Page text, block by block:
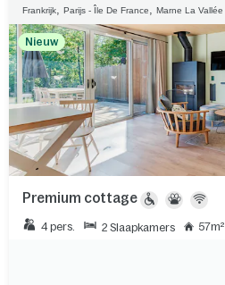
Frankrijk, Parijs - Île De France, Marne La Vallée
Nieuw
Premium cottage
4 pers. 2 Slaapkamers 57m²